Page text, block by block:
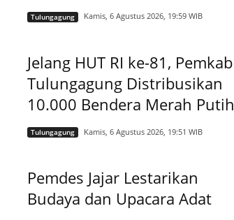
Tulungagung Kamis, 6 Agustus 2026, 19:59 WIB
Jelang HUT RI ke-81, Pemkab
Tulungagung Distribusikan
10.000 Bendera Merah Putih
Tulungagung Kamis, 6 Agustus 2026, 19:51 WIB
Pemdes Jajar Lestarikan
Budaya dan Upacara Adat